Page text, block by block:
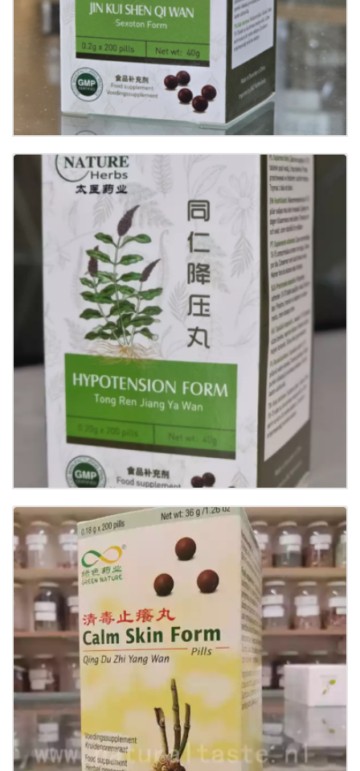
Details
Buy now Details
Jiang Ya Wan
10.00
Calm Skin Form （Qing Du Zhi Yang Wan)
€ 11.00